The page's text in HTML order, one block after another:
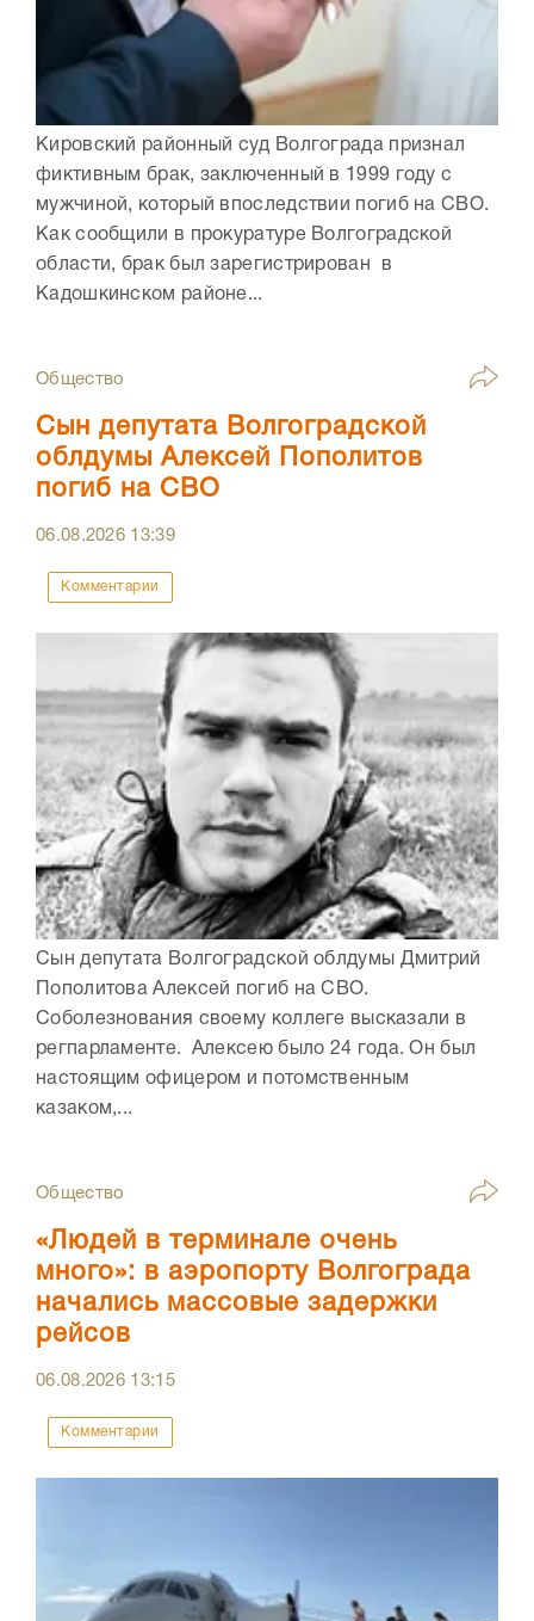
Кировский районный суд Волгограда признал
фиктивным брак, заключенный в 1999 году с
мужчиной, который впоследствии погиб на СВО.
Как сообщили в прокуратуре Волгоградской
области, брак был зарегистрирован в
Кадошкинском районе...
Общество
Сын депутата Волгоградской
облдумы Алексей Пополитов
погиб на СВО
06.08.2026 13:39
Комментарии
Сын депутата Волгоградской облдумы Дмитрий
Пополитова Алексей погиб на СВО.
Соболезнования своему коллеге высказали в
регпарламенте. Алексею было 24 года. Он был
настоящим офицером и потомственным
казаком,...
Общество
«Людей в терминале очень
много»: в аэропорту Волгограда
начались массовые задержки
рейсов
06.08.2026 13:15
Комментарии